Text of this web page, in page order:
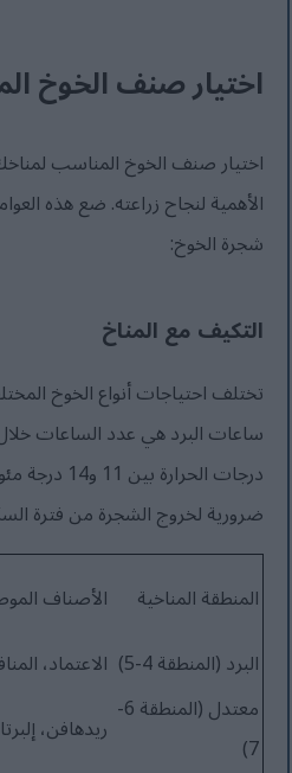
اختيار صنف الخوخ
اختيار صنف الخوخ المناسب
الأهمية لنجاح زراعته. ضع هذه
شجرة الخوخ:
التكيف مع المناخ
تختلف احتياجات أنواع الخوخ
ساعات البرد هي عدد الساعات
درجات
ضرورية لخروج الشجرة من فترة
المنطقة المناخية الأصناف
البرد (المنطقة 4-5)
الاعتماد،
معتدل (المنطقة 6-
7)
ريدهافن،